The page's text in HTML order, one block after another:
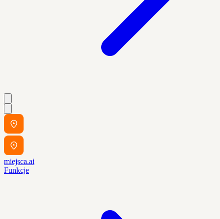
miejsca.ai
Funkcje